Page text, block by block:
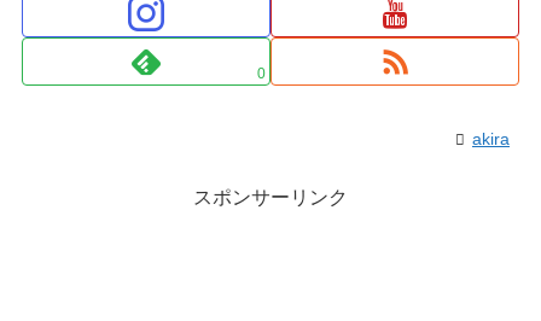
0
akira
スポンサーリンク